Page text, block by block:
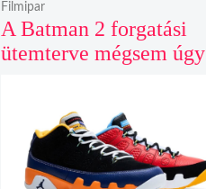
A Batman 2 forgatási
ütemterve mégsem úgy
Filmipar